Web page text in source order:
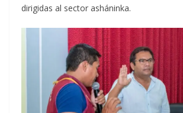
dirigidas al sector asháninka.